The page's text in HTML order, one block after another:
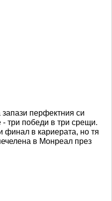
перфектния си
три победи в три срещи.
финал в кариерата, но тя
в Монреал през